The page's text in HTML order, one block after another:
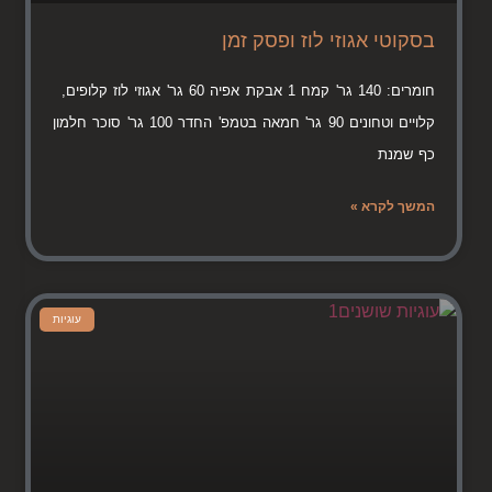
בסקוטי אגוזי לוז ופסק זמן
חומרים: 140 גר' קמח 1 אבקת אפיה 60 גר' אגוזי לוז קלופים,
קלויים וטחונים 90 גר' חמאה בטמפ' החדר 100 גר' סוכר חלמון
כף שמנת
המשך לקרא »
עוגיות